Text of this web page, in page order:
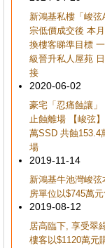
新鴻基私樓「峻
宗低價成交後 本
換樓客睇準目標
級晉升私人屋苑
接
2020-06-02
豪宅「忍痛蝕讓
止蝕離場 【峻弦
萬SSD 共蝕153.4
場
2019-11-14
新鴻基牛池灣峻
房單位以$745萬元
2019-08-12
居高臨下, 享受翠
樓客以$1120萬元